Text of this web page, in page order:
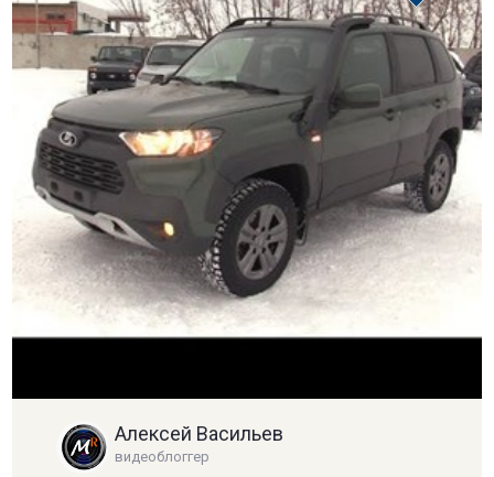
Алексей Васильев
видеоблоггер